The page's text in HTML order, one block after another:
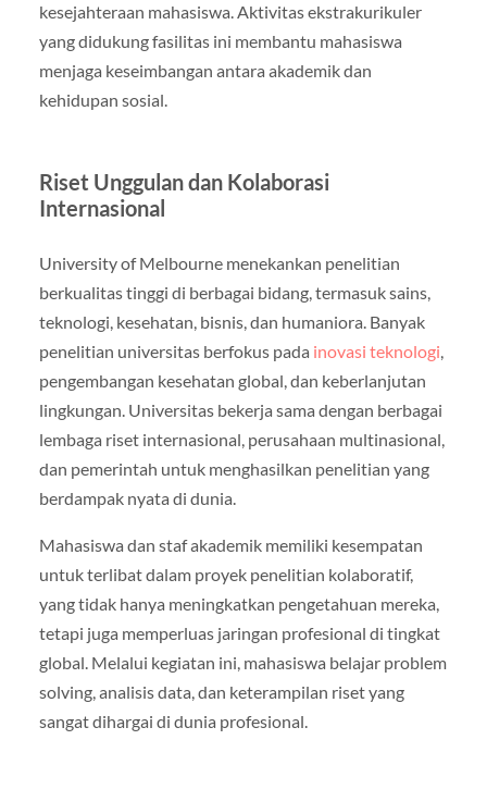
kesejahteraan mahasiswa. Aktivitas ekstrakurikuler
yang didukung fasilitas ini membantu mahasiswa
menjaga keseimbangan antara akademik dan
kehidupan sosial.
Riset Unggulan dan Kolaborasi
Internasional
University of Melbourne menekankan penelitian
berkualitas tinggi di berbagai bidang, termasuk sains,
teknologi, kesehatan, bisnis, dan humaniora. Banyak
penelitian universitas berfokus pada inovasi teknologi,
pengembangan kesehatan global, dan keberlanjutan
lingkungan. Universitas bekerja sama dengan berbagai
lembaga riset internasional, perusahaan multinasional,
dan pemerintah untuk menghasilkan penelitian yang
berdampak nyata di dunia.
Mahasiswa dan staf akademik memiliki kesempatan
untuk terlibat dalam proyek penelitian kolaboratif,
yang tidak hanya meningkatkan pengetahuan mereka,
tetapi juga memperluas jaringan profesional di tingkat
global. Melalui kegiatan ini, mahasiswa belajar problem
solving, analisis data, dan keterampilan riset yang
sangat dihargai di dunia profesional.